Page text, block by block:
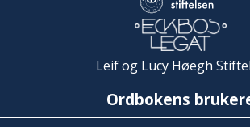
Leif og Lucy Høegh
Ordbokens